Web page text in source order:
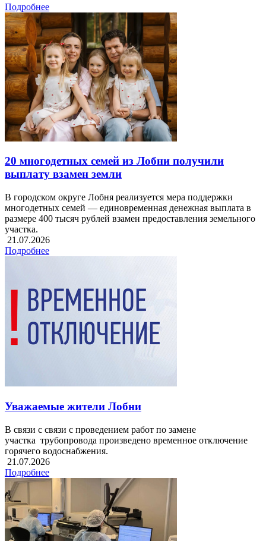
Подробнее
20 многодетных семей из Лобни получили
выплату взамен земли
В городском округе Лобня реализуется мера поддержки
многодетных семей — единовременная денежная выплата в
размере 400 тысяч рублей взамен предоставления земельного
участка.
21.07.2026
Подробнее
Уважаемые жители Лобни
В связи с связи с проведением работ по замене
участка трубопровода произведено временное отключение
горячего водоснабжения.
21.07.2026
Подробнее